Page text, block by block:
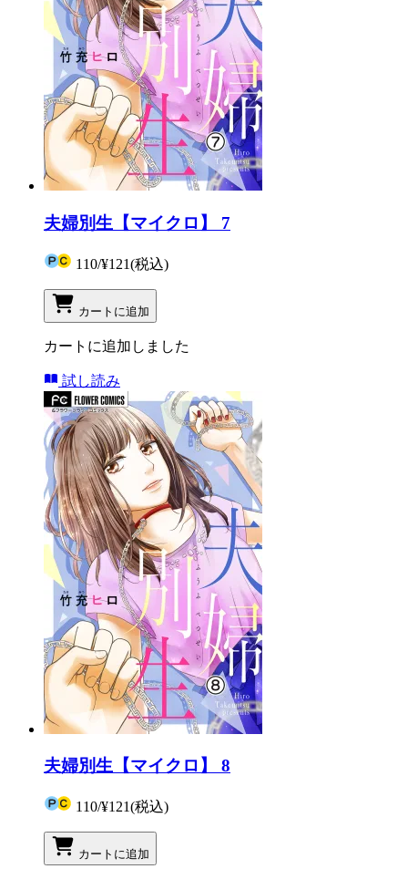
夫婦別生【マイクロ】 7
110/¥121(税込)
カートに追加
カートに追加しました
試し読み
夫婦別生【マイクロ】 8
110/¥121(税込)
カートに追加